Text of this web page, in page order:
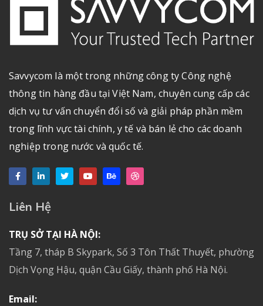
Savvycom là một trong những công ty Công nghệ
thông tin hàng đầu tại Việt Nam, chuyên cung cấp các
dịch vụ tư vấn chuyển đổi số và giải pháp phần mềm
trong lĩnh vực tài chính, y tế và bán lẻ cho các doanh
nghiệp trong nước và quốc tế.
Liên Hệ
TRỤ SỞ TẠI HÀ NỘI:
Tầng 7, tháp B Skypark, Số 3 Tôn Thất Thuyết, phường
Dịch Vọng Hậu, quận Cầu Giấy, thành phố Hà Nội.
Email: